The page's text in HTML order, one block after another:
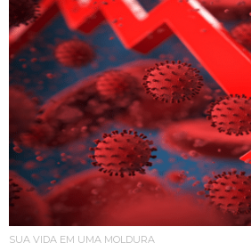
SUA VIDA EM UMA MOLDURA